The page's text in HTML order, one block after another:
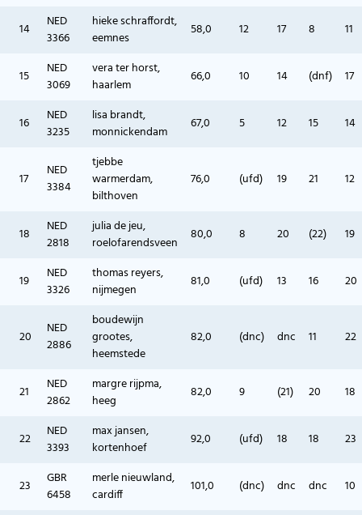
14
NED
3366
hieke schraffordt,
eemnes
58,0 12 17 8 11
15
NED
3069
vera ter horst,
haarlem
66,0 10 14 (dnf) 17
16
NED
3235
lisa brandt,
monnickendam
67,0 5 12 15 14
17
NED
3384
tjebbe
warmerdam,
bilthoven
76,0 (ufd) 19 21 12
18
NED
2818
julia de jeu,
roelofarendsveen
80,0 8 20 (22) 19
19
NED
3326
thomas reyers,
nijmegen
81,0 (ufd) 13 16 20
20
NED
2886
boudewijn
grootes,
heemstede
82,0 (dnc) dnc 11 22
21
NED
2862
margre rijpma,
heeg
82,0 9 (21) 20 18
22
NED
3393
max jansen,
kortenhoef
92,0 (ufd) 18 18 23
23
GBR
6458
merle nieuwland,
cardiff
101,0 (dnc) dnc dnc 10